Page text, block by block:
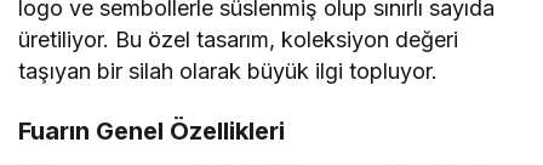
logo ve sembollerle süslenmiş olup sınırlı sayıda
üretiliyor. Bu özel tasarım, koleksiyon değeri
taşıyan bir silah olarak büyük ilgi topluyor.
Fuarın Genel Özellikleri